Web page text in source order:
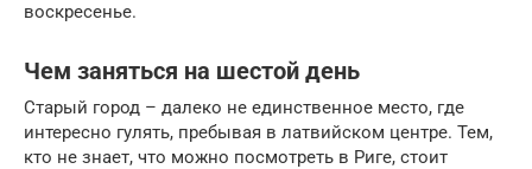
воскресенье.
Чем заняться на шестой день
Старый город – далеко не единственное место, где
интересно гулять, пребывая в латвийском центре. Тем,
кто не знает, что можно посмотреть в Риге, стоит